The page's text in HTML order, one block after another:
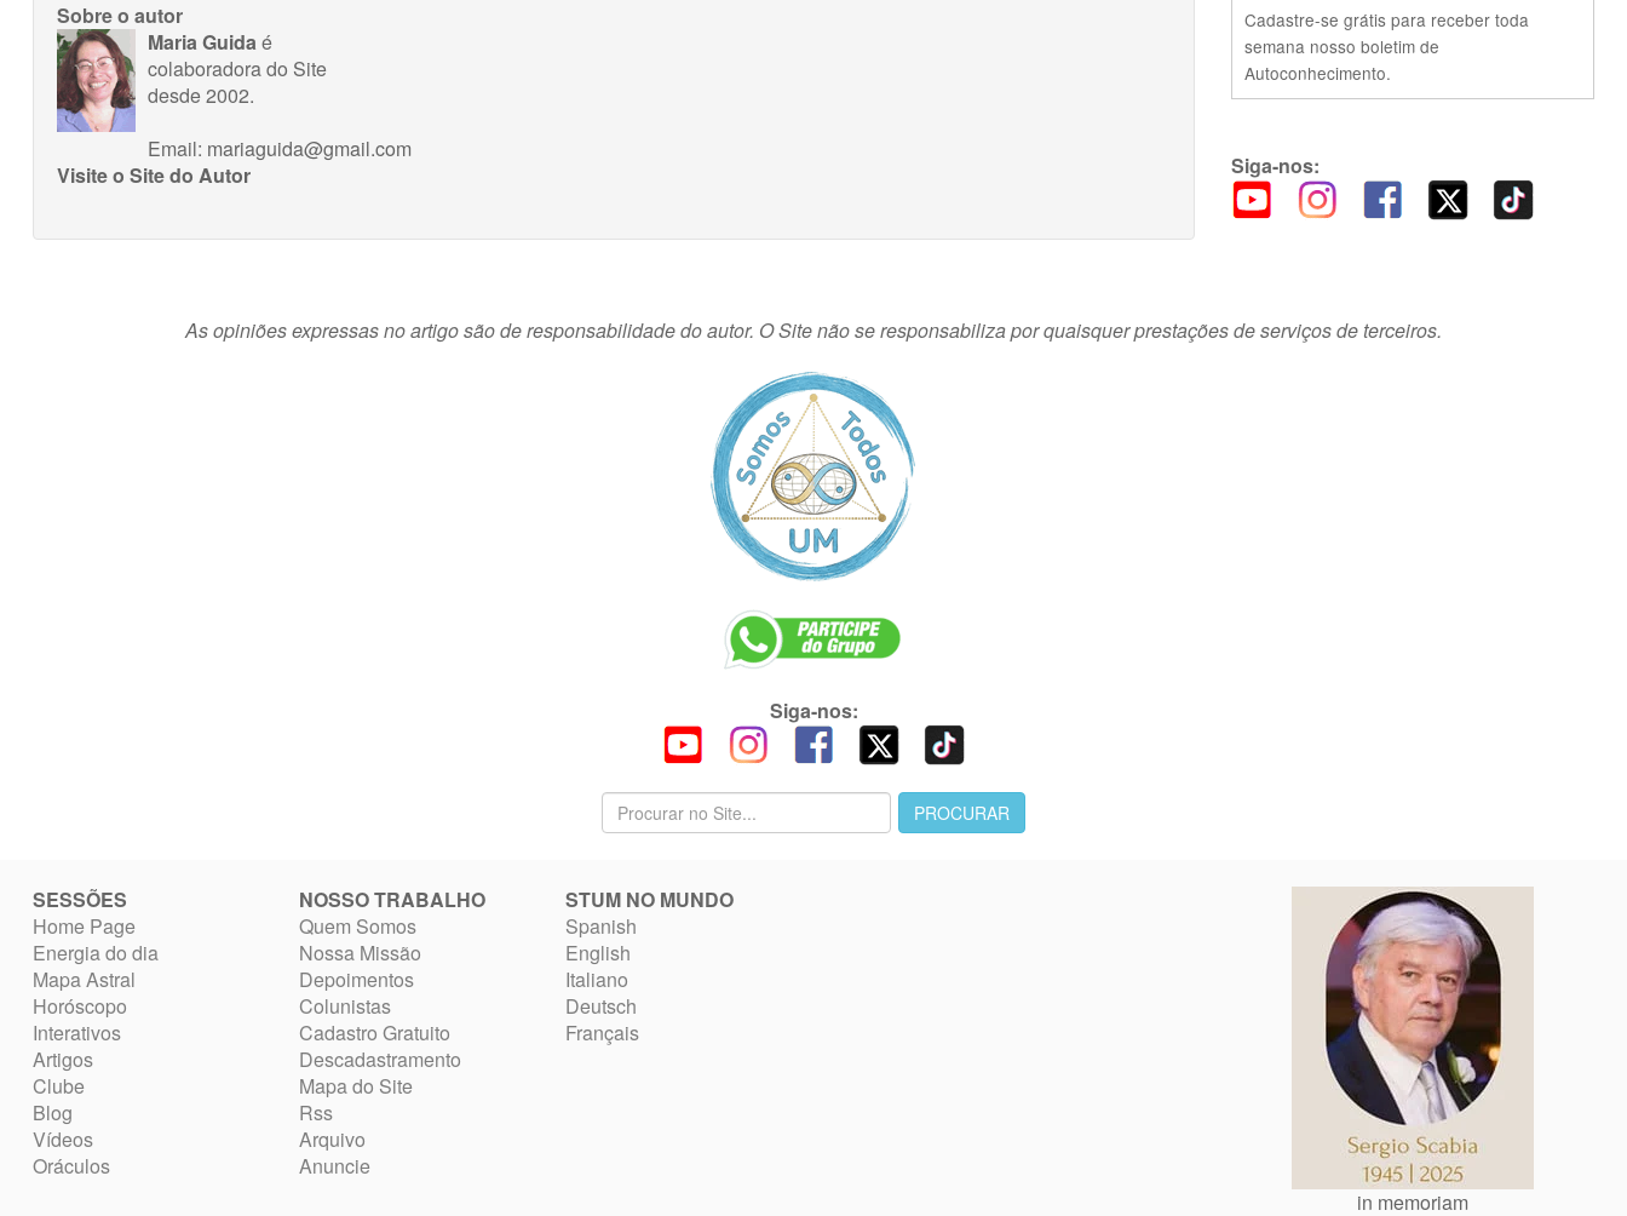
Sobre o autor
Maria Guidaé
colaboradora do Site
desde 2002.
Email: mariaguida@gmail.com
Visite o Site do Autor
Cadastre-se grátis para receber toda
semana nosso boletim de
Autoconhecimento.
Siga-nos:
As opiniões expressas no artigo são de responsabilidade do autor. O Site não se responsabiliza por quaisquer prestações de serviços de terceiros.
Siga-nos:
SESSÕES
Home Page
Energia do dia
Mapa Astral
Horóscopo
Interativos
Artigos
Clube
Blog
Vídeos
Oráculos
NOSSO TRABALHO
Quem Somos
Nossa Missão
Depoimentos
Colunistas
Cadastro Gratuito
Descadastramento
Mapa do Site
Rss
Arquivo
Anuncie
STUM NO MUNDO
Spanish
English
Italiano
Deutsch
Français
in memoriam